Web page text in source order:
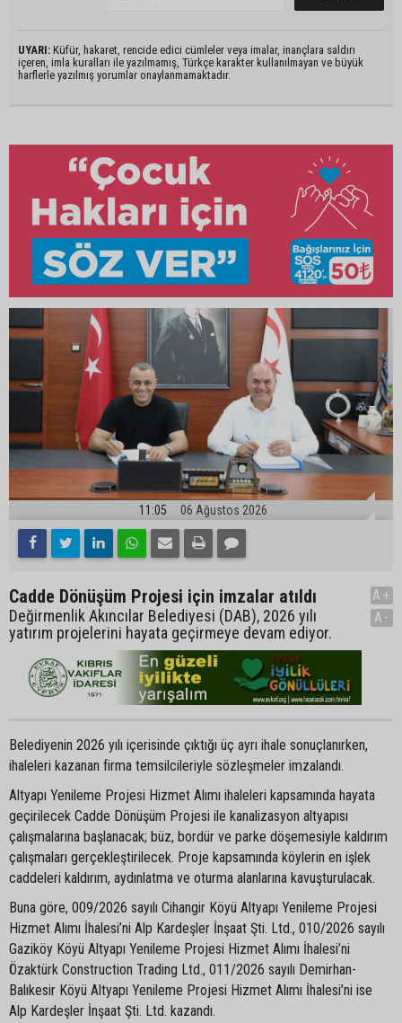
UYARI: Küfür, hakaret, rencide edici cümleler veya imalar, inançlara saldırı
içeren, imla kuralları ile yazılmamış, Türkçe karakter kullanılmayan ve büyük
harflerle yazılmış yorumlar onaylanmamaktadır.
11:05 06 Ağustos 2026
Cadde Dönüşüm Projesi için imzalar atıldı
Değirmenlik Akıncılar Belediyesi (DAB), 2026 yılı
yatırım projelerini hayata geçirmeye devam ediyor.
A+
A-
Belediyenin 2026 yılı içerisinde çıktığı üç ayrı ihale sonuçlanırken,
ihaleleri kazanan firma temsilcileriyle sözleşmeler imzalandı.
Altyapı Yenileme Projesi Hizmet Alımı ihaleleri kapsamında hayata
geçirilecek Cadde Dönüşüm Projesi ile kanalizasyon altyapısı
çalışmalarına başlanacak; büz, bordür ve parke döşemesiyle kaldırım
çalışmaları gerçekleştirilecek. Proje kapsamında köylerin en işlek
caddeleri kaldırım, aydınlatma ve oturma alanlarına kavuşturulacak.
Buna göre, 009/2026 sayılı Cihangir Köyü Altyapı Yenileme Projesi
Hizmet Alımı İhalesi’ni Alp Kardeşler İnşaat Şti. Ltd., 010/2026 sayılı
Gaziköy Köyü Altyapı Yenileme Projesi Hizmet Alımı İhalesi’ni
Özaktürk Construction Trading Ltd., 011/2026 sayılı Demirhan-
Balıkesir Köyü Altyapı Yenileme Projesi Hizmet Alımı İhalesi’ni ise
Alp Kardeşler İnşaat Şti. Ltd. kazandı.